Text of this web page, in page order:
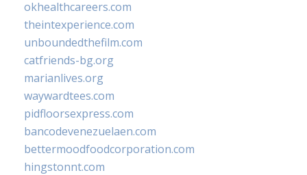
okhealthcareers.com
theintexperience.com
unboundedthefilm.com
catfriends-bg.org
marianlives.org
waywardtees.com
pidfloorsexpress.com
bancodevenezuelaen.com
bettermoodfoodcorporation.com
hingstonnt.com